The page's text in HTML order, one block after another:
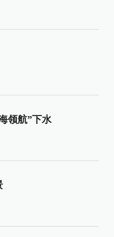
领航”下水